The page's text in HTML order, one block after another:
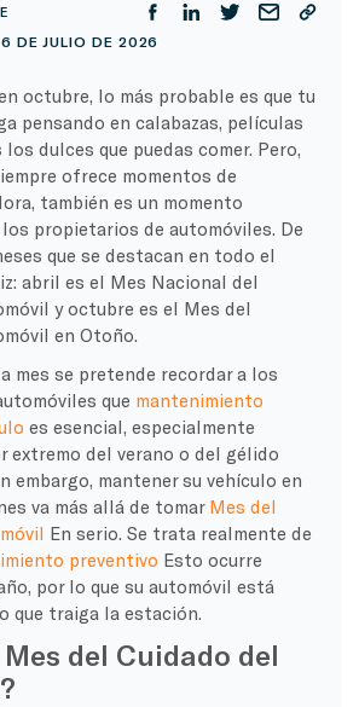
DE JULIO DE 2026
octubre, lo más probable es que tu
pensando en calabazas, películas
dulces que puedas comer. Pero,
ofrece momentos de
también es un momento
propietarios de automóviles. De
que se destacan en todo el
abril es el Mes Nacional del
y octubre es el Mes del
en Otoño.
mes se pretende recordar a los
que mantenimiento
es esencial, especialmente
extremo del verano o del gélido
embargo, mantener su vehículo en
va más allá de tomar Mes del
En serio. Se trata realmente de
preventivo Esto ocurre
por lo que su automóvil está
que traiga la estación.
Mes del Cuidado del